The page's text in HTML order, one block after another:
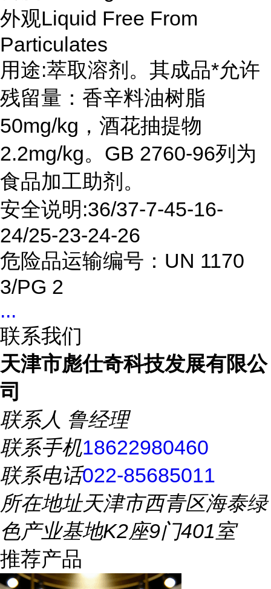
外观Liquid Free From
Particulates
用途:萃取溶剂。其成品*允许
残留量：香辛料油树脂
50mg/kg，酒花抽提物
2.2mg/kg。GB 2760-96列为
食品加工助剂。
安全说明:36/37-7-45-16-
24/25-23-24-26
危险品运输编号：UN 1170
3/PG 2
...
联系我们
天津市彪仕奇科技发展有限公
司
联系人 鲁经理
联系手机18622980460
联系电话022-85685011
所在地址天津市西青区海泰绿
色产业基地K2座9门401室
推荐产品